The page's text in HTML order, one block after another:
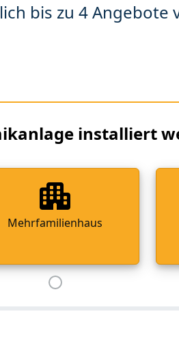
bis zu 4
installiert
Mehrfamilienhaus